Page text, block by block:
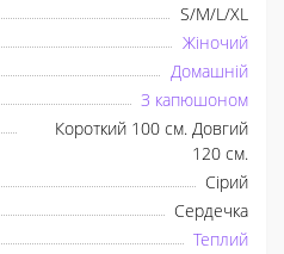
S/M/L/XL
Жіночий
Домашній
З капюшоном
Короткий 100 см. Довгий
120 см.
Сірий
Сердечка
Теплий